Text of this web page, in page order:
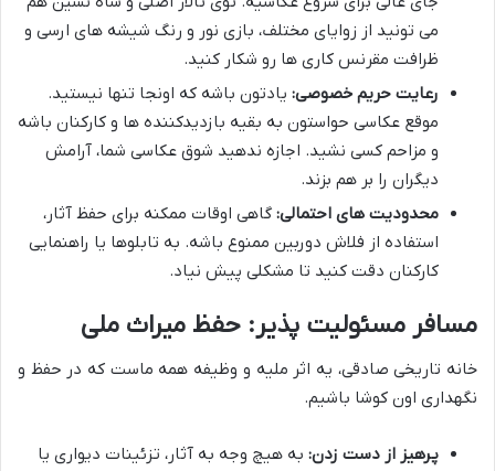
می تونید از زوایای مختلف، بازی نور و رنگ شیشه های ارسی و
ظرافت مقرنس کاری ها رو شکار کنید.
رعایت حریم خصوصی: یادتون باشه که اونجا تنها نیستید.
موقع عکاسی حواستون به بقیه بازدیدکننده ها و کارکنان باشه
و مزاحم کسی نشید. اجازه ندهید شوق عکاسی شما، آرامش
دیگران را بر هم بزند.
محدودیت های احتمالی: گاهی اوقات ممکنه برای حفظ آثار،
استفاده از فلاش دوربین ممنوع باشه. به تابلوها یا راهنمایی
کارکنان دقت کنید تا مشکلی پیش نیاد.
مسافر مسئولیت پذیر: حفظ میراث ملی
خانه تاریخی صادقی، یه اثر ملیه و وظیفه همه ماست که در حفظ و
نگهداری اون کوشا باشیم.
پرهیز از دست زدن: به هیچ وجه به آثار، تزئینات دیواری یا